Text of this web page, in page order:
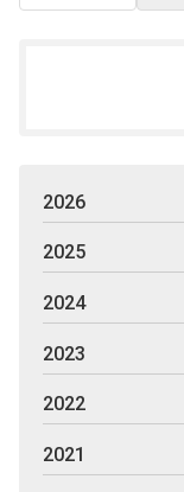
2026
2025
2024
2023
2022
2021